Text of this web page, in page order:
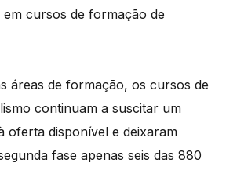
em cursos de formação de
áreas de formação, os cursos de
continuam a suscitar um
oferta disponível e deixaram
fase apenas seis das 880